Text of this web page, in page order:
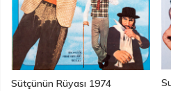
Sütçünün Rüyası 1974